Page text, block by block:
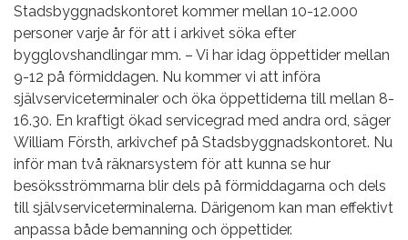
Stadsbyggnadskontoret kommer mellan 10-12.000
personer varje år för att i arkivet söka efter
bygglovshandlingar mm. – Vi har idag öppettider mellan
9-12 på förmiddagen. Nu kommer vi att införa
självserviceterminaler och öka öppettiderna till mellan 8-
16.30. En kraftigt ökad servicegrad med andra ord, säger
William Försth, arkivchef på Stadsbyggnadskontoret. Nu
inför man två räknarsystem för att kunna se hur
besöksströmmarna blir dels på förmiddagarna och dels
till självserviceterminalerna. Därigenom kan man effektivt
anpassa både bemanning och öppettider.